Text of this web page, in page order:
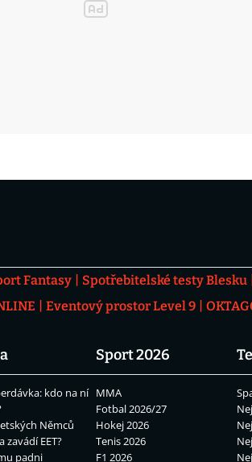
Fantasy Spotřebitelské testy Blesku
Eventový prostor Level 9
kdo na ní
Němců
zavádí EET?
padni
Sport 2026
MMA
Fotbal 2026/27
Hokej 2026
Tenis 2026
F1 2026